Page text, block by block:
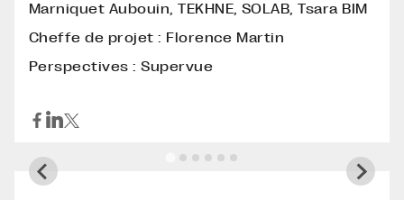
Marniquet Aubouin, TEKHNE, SOLAB, Tsara BIM
Cheffe de projet : Florence Martin
Perspectives : Supervue